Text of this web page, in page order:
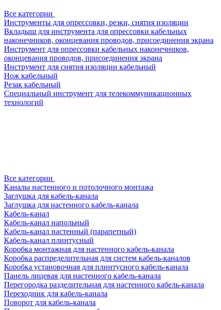
Все категории
Инструменты для опрессовки, резки, снятия изоляции
Вкладыш для инструмента для опрессовки кабельных
наконечников, оконцевания проводов, присоединения экрана
Инструмент для опрессовки кабельных наконечников,
оконцевания проводов, присоединения экрана
Инструмент для снятия изоляции кабельный
Нож кабельный
Резак кабельный
Специальный инструмент для телекоммуникационных
технологий
Все категории
Каналы настенного и потолочного монтажа
Заглушка для кабель-канала
Заглушка для настенного кабель-канала
Кабель-канал
Кабель-канал напольный
Кабель-канал настенный (парапетный)
Кабель-канал плинтусный
Коробка монтажная для настенного кабель-канала
Коробка распределительная для систем кабель-каналов
Коробка установочная для плинтусного кабель-канала
Панель лицевая для настенного кабель-канала
Перегородка разделительная для настенного кабель-канала
Переходник для кабель-канала
Поворот для кабель-канала